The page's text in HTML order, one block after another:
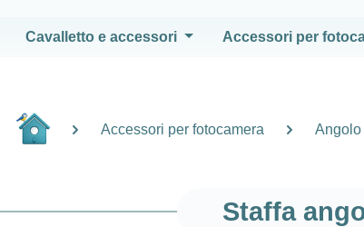
Cavalletto e accessori Accessori per
Accessori per fotocamera Angolo
Staffa